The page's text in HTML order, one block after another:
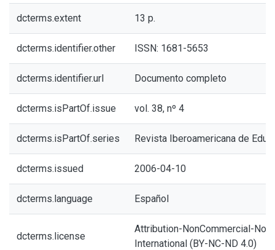
dcterms.extent 13 p.
dcterms.identifier.other ISSN: 1681-5653
dcterms.identifier.url Documento completo
dcterms.isPartOf.issue vol. 38, nº 4
dcterms.isPartOf.series Revista Iberoamericana de
dcterms.issued 2006-04-10
dcterms.language Español
dcterms.license
Attribution-NonCommercial-
International (BY-NC-ND 4.0)